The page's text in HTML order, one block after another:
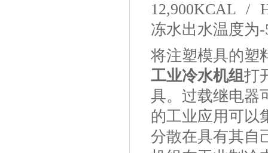
12,900KCAL /
冻水出水温度为-
将注塑模具的塑
工业冷水机组打
具。过载继电器
的工业应用可以
分散在具有其自